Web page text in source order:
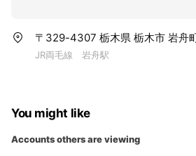
〒329-4307 栃木県 栃木市 岩舟
JR両毛線 岩舟駅
You might like
Accounts others are viewing